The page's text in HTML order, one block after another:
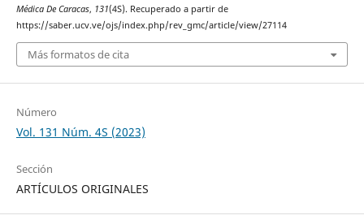
Médica De Caracas, 131(4S). Recuperado a partir de
https://saber.ucv.ve/ojs/index.php/rev_gmc/article/view/27114
Más formatos de cita
Número
Vol. 131 Núm. 4S (2023)
Sección
ARTÍCULOS ORIGINALES